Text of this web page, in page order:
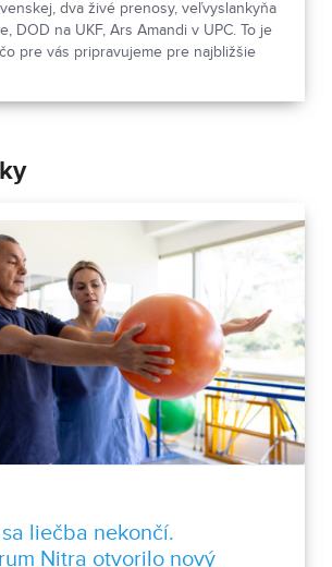
dva živé prenosy, veľvyslankyňa
DOD na UKF, Ars Amandi v UPC. To je
pre vás pripravujeme pre najbližšie
liečba nekončí.
Nitra otvorilo nový